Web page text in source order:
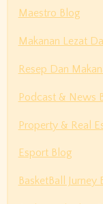
Maestro Blog
Makanan Lezat
Resep Dan
Podcast & News
Property & Real
Esport Blog
BasketBall Jurney